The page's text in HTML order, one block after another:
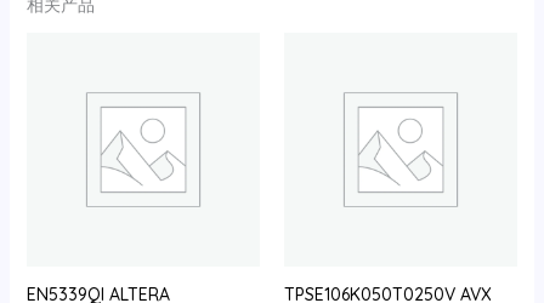
相关产品
EN5339QI ALTERA TPSE106K050T0250V AVX